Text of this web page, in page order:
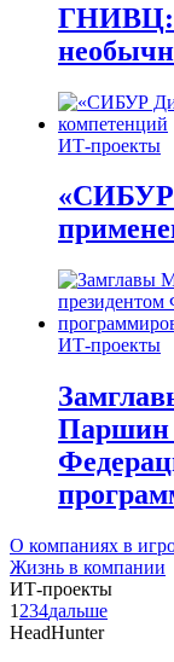
ГНИВЦ:
ИТ-проекты
«СИБУР
ИТ-проекты
Паршин
О компаниях в
Жизнь в компании
ИТ-проекты
1 234дальше
HeadHunter